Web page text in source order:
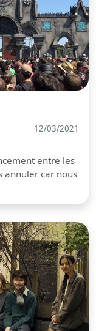
12/03/2021
entre les
annuler car nous